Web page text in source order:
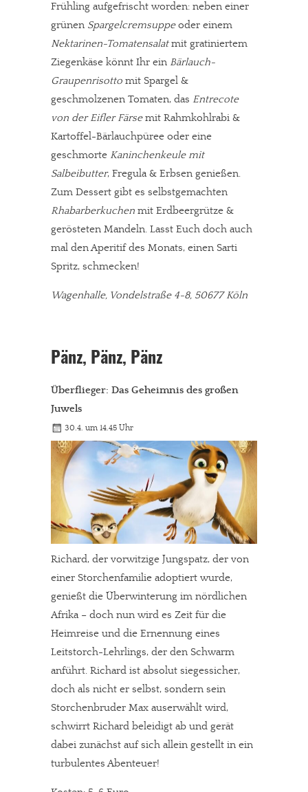
In eigener Sache
Dir gefällt unsere Arbeit?
meinesuedstadt.de finanziert sich durch Partnerprofile und
Werbung. Beide Einnahmequellen sind in den letzten Monaten
Frühling aufgefrischt worden: neben einer
grünen Spargelcremsuppeoder einem
Nektarinen-Tomatensalatmit gratiniertem
Ziegenkäse könnt Ihr ein Bärlauch-
Graupenrisotto mit Spargel &
geschmolzenen Tomaten, das Entrecote
von der Eifler Färsemit Rahmkohlrabi &
Kartoffel-Bärlauchpüree oder eine
geschmorte Kaninchenkeule mit
Salbeibutter, Fregula & Erbsen genießen.
Zum Dessert gibt es selbstgemachten
Rhabarberkuchen mit Erdbeergrütze &
gerösteten Mandeln. Lasst Euch doch auch
mal den Aperitif des Monats, einen Sarti
Spritz, schmecken!
Wagenhalle, Vondelstraße 4-8, 50677 Köln
Pänz, Pänz, Pänz
Überflieger: Das Geheimnis des großen
Juwels
30.4. um 14.45 Uhr
Richard, der vorwitzige Jungspatz, der von
einer Storchenfamilie adoptiert wurde,
genießt die Überwinterung im nördlichen
Afrika – doch nun wird es Zeit für die
Heimreise und die Ernennung eines
Leitstorch-Lehrlings, der den Schwarm
anführt. Richard ist absolut siegessicher,
doch als nicht er selbst, sondern sein
Storchenbruder Max auserwählt wird,
schwirrt Richard beleidigt ab und gerät
dabei zunächst auf sich allein gestellt in ein
turbulentes Abenteuer!